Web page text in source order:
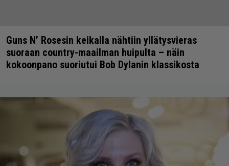
Guns N’ Rosesin keikalla nähtiin yllätysvieras
suoraan country-maailman huipulta – näin
kokoonpano suoriutui Bob Dylanin klassikosta